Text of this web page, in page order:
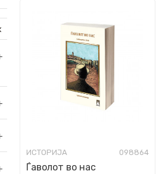
ИСТОРИЈА 098864
Ѓаволот во нас